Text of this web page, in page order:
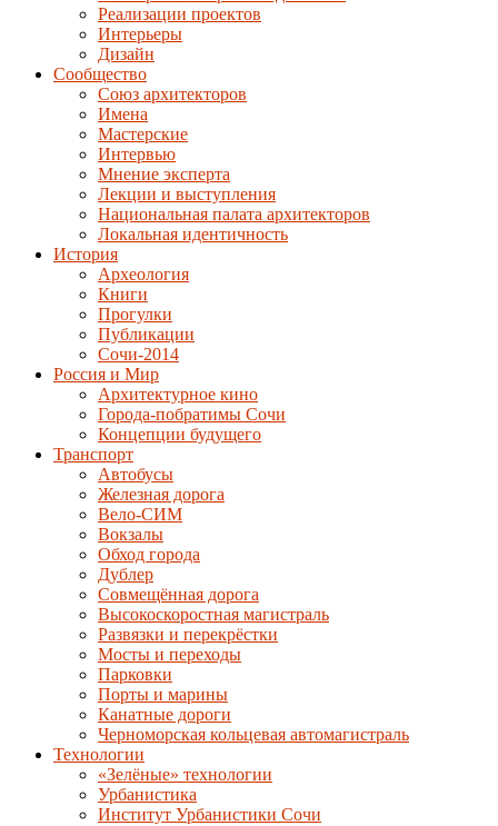
Реализации проектов
Интерьеры
Дизайн
Сообщество
Союз архитекторов
Имена
Мастерские
Интервью
Мнение эксперта
Лекции и выступления
Национальная палата архитекторов
Локальная идентичность
История
Археология
Книги
Прогулки
Публикации
Сочи-2014
Россия и Мир
Архитектурное кино
Города-побратимы Сочи
Концепции будущего
Транспорт
Автобусы
Железная дорога
Вело-СИМ
Вокзалы
Обход города
Дублер
Совмещённая дорога
Высокоскоростная магистраль
Развязки и перекрёстки
Мосты и переходы
Парковки
Порты и марины
Канатные дороги
Черноморская кольцевая автомагистраль
Технологии
«Зелёные» технологии
Урбанистика
Институт Урбанистики Сочи